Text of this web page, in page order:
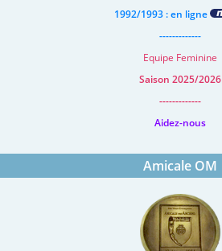
1992/1993 : en ligne
-------------
Equipe Feminine
Saison 2025/2026
-------------
Aidez-nous
Amicale OM